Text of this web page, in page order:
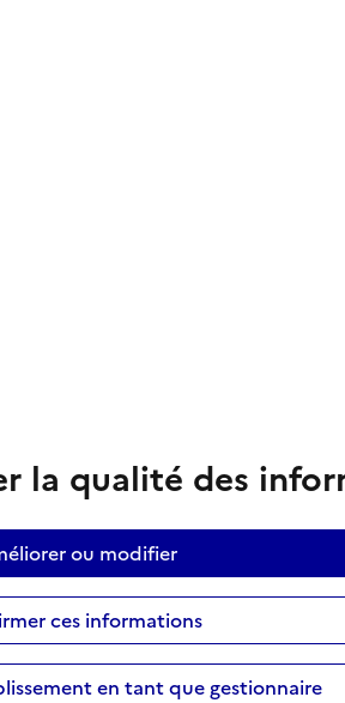
la qualité des
ou modifier
ces informations
en tant que gestionnaire